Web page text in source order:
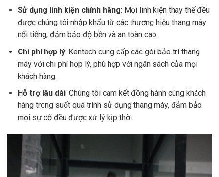
Sử dụng linh kiện chính hãng: Mọi linh kiện thay thế đều
được chúng tôi nhập khẩu từ các thương hiệu thang máy
nổi tiếng, đảm bảo độ bền và an toàn cao.
Chi phí hợp lý: Kentech cung cấp các gói bảo trì thang
máy với chi phí hợp lý, phù hợp với ngân sách của mọi
khách hàng.
Hỗ trợ lâu dài: Chúng tôi cam kết đồng hành cùng khách
hàng trong suốt quá trình sử dụng thang máy, đảm bảo
mọi sự cố đều được xử lý kịp thời.